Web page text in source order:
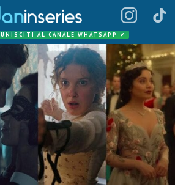
AL CANALE WHATSAPP ✔